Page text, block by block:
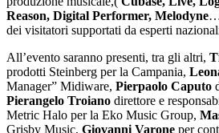
Reason, Digital Performer, Melodyne
dei visitatori supportati da esperti
All’evento saranno presenti, tra gli altri,
prodotti Steinberg per la Campania,
Manager” Midiware, Pierpaolo Caputo
Pierangelo Troiano direttore e
Metric Halo per la Eko Music Group,
Grisby Music, Giovanni Varone per